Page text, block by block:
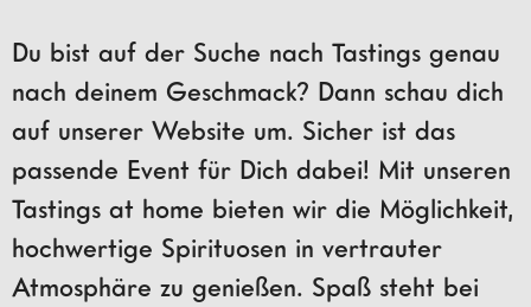
Du bist auf der Suche nach Tastings genau
nach deinem Geschmack? Dann schau dich
auf unserer Website um. Sicher ist das
passende Event für Dich dabei! Mit unseren
Tastings at home bieten wir die Möglichkeit,
hochwertige Spirituosen in vertrauter
Atmosphäre zu genießen. Spaß steht bei